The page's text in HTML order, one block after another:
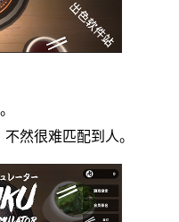
然很难匹配到人。